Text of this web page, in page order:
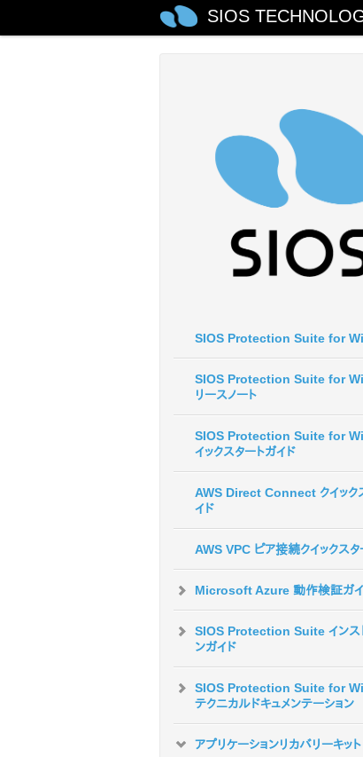
SIOS
SIOS Protection Suite for
SIOS Protection Suite for
リースノート
SIOS Protection Suite for
イックスタートガイド
AWS Direct Connect クイック
イド
AWS VPC ピア接続クイックスタ
Microsoft Azure 動作検証ガ
SIOS Protection Suite インス
ンガイド
SIOS Protection Suite for
テクニカルドキュメンテーション
アプリケーションリカバリーキット